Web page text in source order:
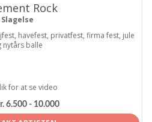
Rock
Slagelse
havefest, privatfest, firma fest, jule
nytårs balle
for at se video
6.500 - 10.000